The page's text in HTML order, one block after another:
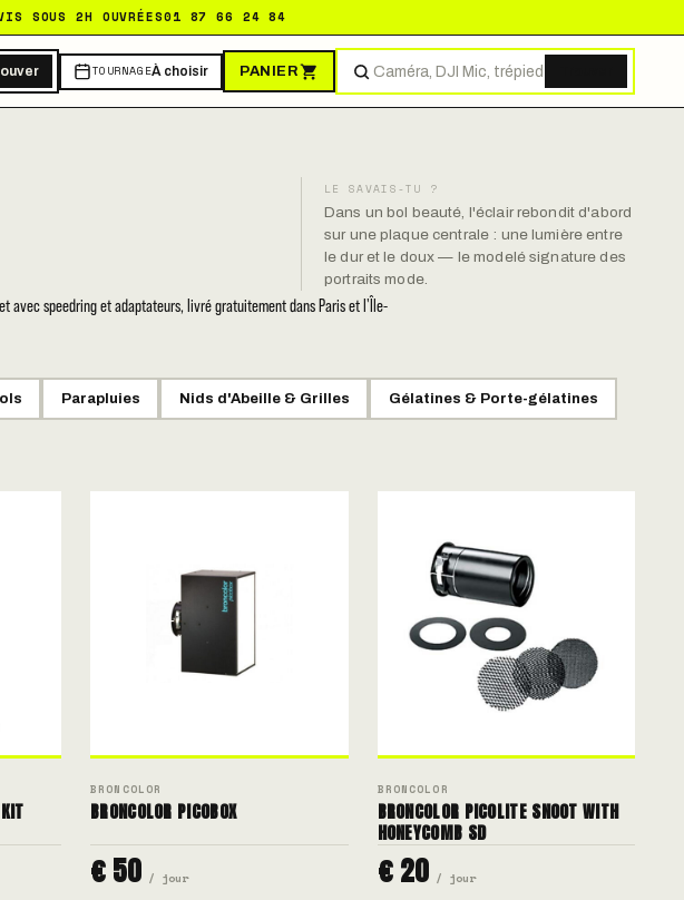
SOUS 2H OUVRÉES01 87 66 24 84
TOURNAGEÀ choisir PANIER
LE SAVAIS-TU ?
Dans un bol beauté, l'éclair rebondit d'abord
sur une plaque centrale : une lumière entre
le dur et le doux — le modelé signature des
portraits mode.
avec speedring et adaptateurs, livré gratuitement dans Paris et l'Île-
Parapluies Nids d'Abeille & Grilles Gélatines & Porte-gélatines
BRONCOLOR
BRONCOLOR PICOBOX
€ 50 / jour
BRONCOLOR
BRONCOLOR PICOLITE SNOOT WITH
HONEYCOMB SD
€ 20 / jour